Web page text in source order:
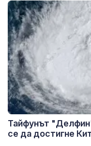
Тайфунът
се да достигне